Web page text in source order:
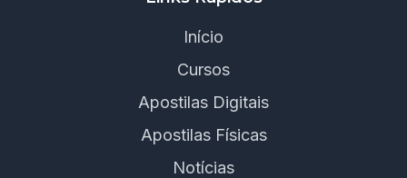
Início
Cursos
Apostilas Digitais
Apostilas Físicas
Notícias